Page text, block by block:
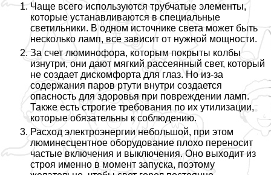
Чаще всего используются трубчатые элементы,
которые устанавливаются в специальные
светильники. В одном источнике света может быть
несколько ламп, все зависит от нужной мощности.
За счет люминофора, которым покрыты колбы
изнутри, они дают мягкий рассеянный свет, который
не создает дискомфорта для глаз. Но из-за
содержания паров ртути внутри создается
опасность для здоровья при повреждении ламп.
Также есть строгие требования по их утилизации,
которые обязательны к соблюдению.
Расход электроэнергии небольшой, при этом
люминесцентное оборудование плохо переносит
частые включения и выключения. Оно выходит из
строя именно в момент запуска, поэтому